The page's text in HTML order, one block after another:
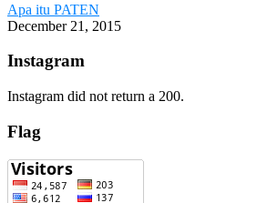
Apa itu PATEN
December 21, 2015
Instagram
Instagram did not return a 200.
Flag